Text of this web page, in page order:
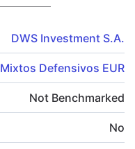
DWS Investment S.A.
Mixtos Defensivos EUR
Not Benchmarked
No